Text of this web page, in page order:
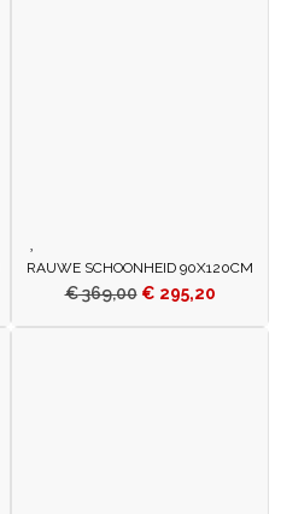
RAUWE SCHOONHEID 90X120CM
€369,00 € 295,20